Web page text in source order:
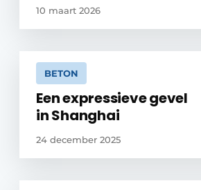
10 maart 2026
BETON
Een expressieve gevel
in Shanghai
24 december 2025